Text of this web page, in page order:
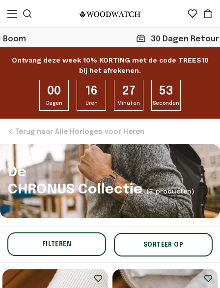
30 Dagen Retour
Ontvang deze week 10% KORTING met de code TREES10
bij het afrekenen.
00
Dagen
16
Uren
27
Minuten
53
Seconden
Terug naar Alle Horloges voor Heren
De
CHRONUS Collectie (3 producten)
FILTEREN SORTEER OP